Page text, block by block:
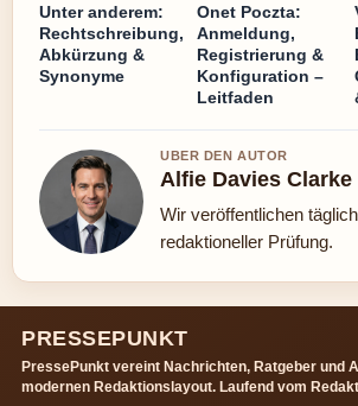
Unter anderem:
Rechtschreibung,
Abkürzung &
Synonyme
Onet Poczta:
Anmeldung,
Registrierung &
Konfiguration –
Leitfaden
UBER DEN AUTOR
Alfie Davies Clarke
Wir veröffentlichen
redaktioneller Prüfung.
PRESSEPUNKT
PressePunkt vereint Nachrichten, Ratgeber und
modernen Redaktionslayout. Laufend vom